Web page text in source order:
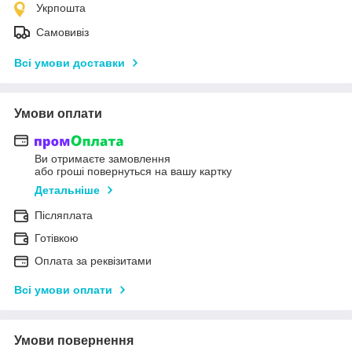
Укрпошта
Самовивіз
Всі умови доставки
Умови оплати
Ви отримаєте замовлення
або гроші повернуться на вашу картку
Детальніше
Післяплата
Готівкою
Оплата за реквізитами
Всі умови оплати
Умови повернення